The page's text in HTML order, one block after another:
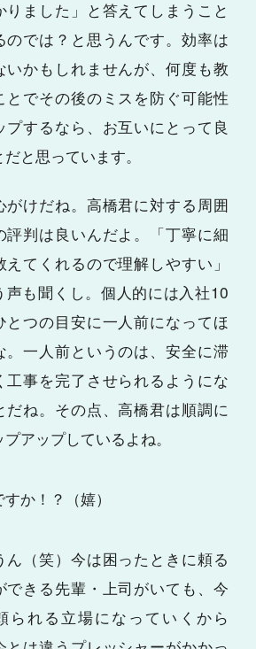
りました」と答えてしまうこと
のでは？と思うんです。効率は
いかもしれませんが、何度も教
とでその後のミスを防ぐ可能性
プするなら、お互いにとって良
と思っています。
がけだね。高橋君に対する周囲
評判は良いんだよ。「丁寧に細
えてくれるので理解しやすい」
声も聞くし。個人的には入社10
とつの目安に一人前になってほ
。一人前というのは、安全に滞
工事を完了させられるようにな
だね。その点、高橋君は順調に
プアップしているよね。
か！？（嬉）
ん（笑）今は困ったときに頼る
できる先輩・上司がいても、今
られる立場になっていくから